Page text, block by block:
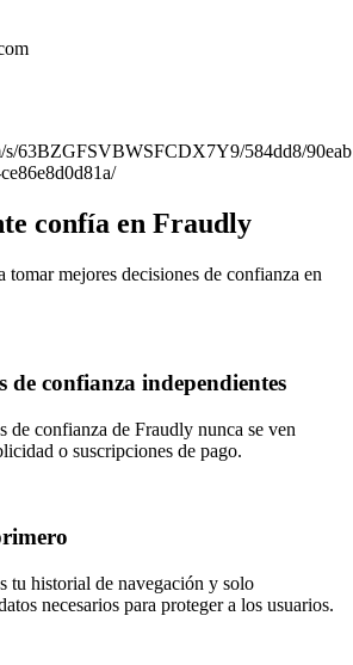
s/63BZGFSVBWSFCDX7Y9/584dd8/
confía en Fraudly
tomar mejores decisiones de confianza en
de confianza independientes
de confianza de Fraudly nunca se ven
o suscripciones de pago.
tu historial de navegación y solo
necesarios para proteger a los usuarios.